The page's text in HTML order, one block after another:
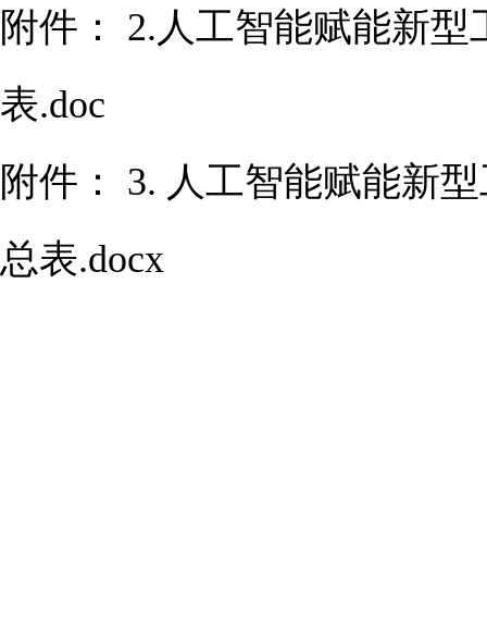
附件： 2.人工智能赋能新
表.doc
附件： 3. 人工智能赋能新
总表.docx